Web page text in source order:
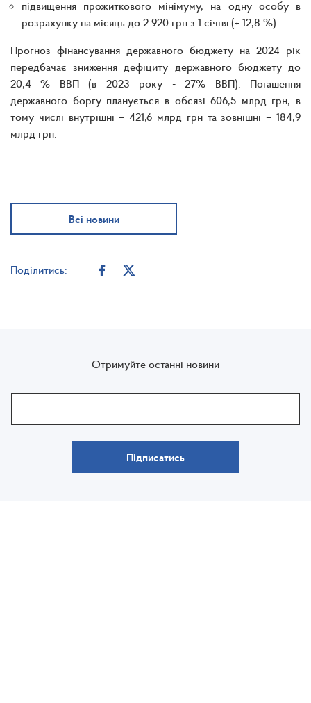
підвищення прожиткового мінімуму, на одну особу в
розрахунку на місяць до 2 920 грн з 1 січня (+ 12,8 %).
Прогноз фінансування державного бюджету на 2024 рік
передбачає зниження дефіциту державного бюджету до
20,4 % ВВП (в 2023 року - 27% ВВП). Погашення
державного боргу планується в обсязі 606,5 млрд грн, в
тому числі внутрішні – 421,6 млрд грн та зовнішні – 184,9
млрд грн.
Всі новини
Поділитись:
Отримуйте останні новини
Підписатись